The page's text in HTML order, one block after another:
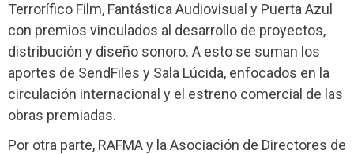
Terrorífico Film, Fantástica Audiovisual y Puerta Azul
con premios vinculados al desarrollo de proyectos,
distribución y diseño sonoro. A esto se suman los
aportes de SendFiles y Sala Lúcida, enfocados en la
circulación internacional y el estreno comercial de las
obras premiadas.
Por otra parte, RAFMA y la Asociación de Directores de